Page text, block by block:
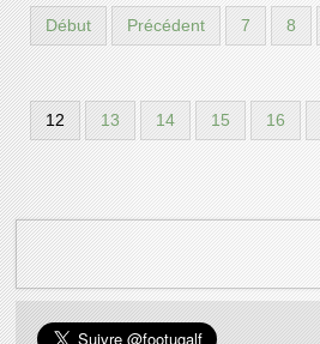
Début Précédent 7 8
12 13 14 15 16